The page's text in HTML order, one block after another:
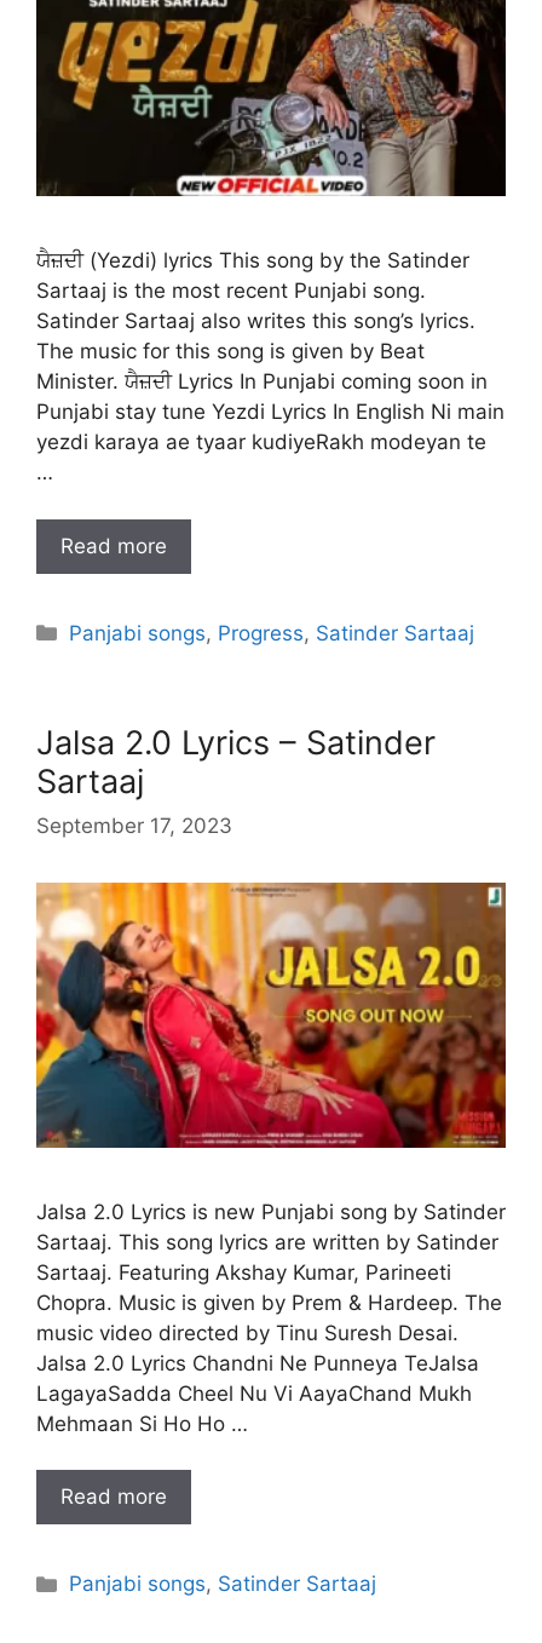
ਯੈਜ਼ਦੀ (Yezdi) lyrics This song by the Satinder
Sartaaj is the most recent Punjabi song.
Satinder Sartaaj also writes this song’s lyrics.
The music for this song is given by Beat
Minister. ਯੈਜ਼ਦੀ Lyrics In Punjabi coming soon in
Punjabi stay tune Yezdi Lyrics In English Ni main
yezdi karaya ae tyaar kudiyeRakh modeyan te
…
Read more
Categories
Panjabi songs, Progress, Satinder Sartaaj
Jalsa 2.0 Lyrics – Satinder
Sartaaj
September 17, 2023
Jalsa 2.0 Lyrics is new Punjabi song by Satinder
Sartaaj. This song lyrics are written by Satinder
Sartaaj. Featuring Akshay Kumar, Parineeti
Chopra. Music is given by Prem & Hardeep. The
music video directed by Tinu Suresh Desai.
Jalsa 2.0 Lyrics Chandni Ne Punneya TeJalsa
LagayaSadda Cheel Nu Vi AayaChand Mukh
Mehmaan Si Ho Ho …
Read more
Categories
Panjabi songs, Satinder Sartaaj